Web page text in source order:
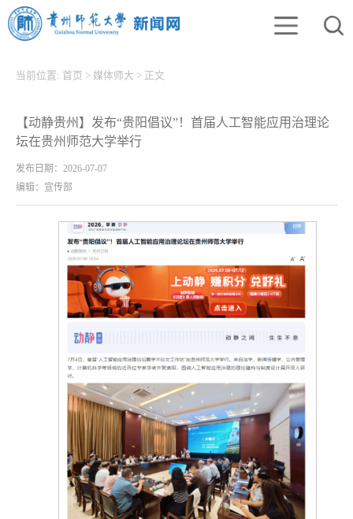
当前位置: 首页 > 媒体师大 > 正文
【动静贵州】发布“贵阳倡议”！首届人工智能应用治理论
坛在贵州师范大学举行
发布日期：2026-07-07
编辑：宣传部